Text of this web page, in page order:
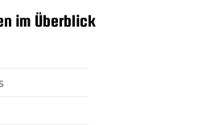
im Überblick